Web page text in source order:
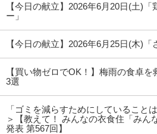
【今日の献立】2026年6月20日(土)
ー」
【今日の献立】2026年6月25日(木)「
【買い物ゼロでOK！】梅雨の食卓
3選
「ゴミを減らすためにしていること
＞【教えて！ みんなの衣食住「みん
発表 第567回】